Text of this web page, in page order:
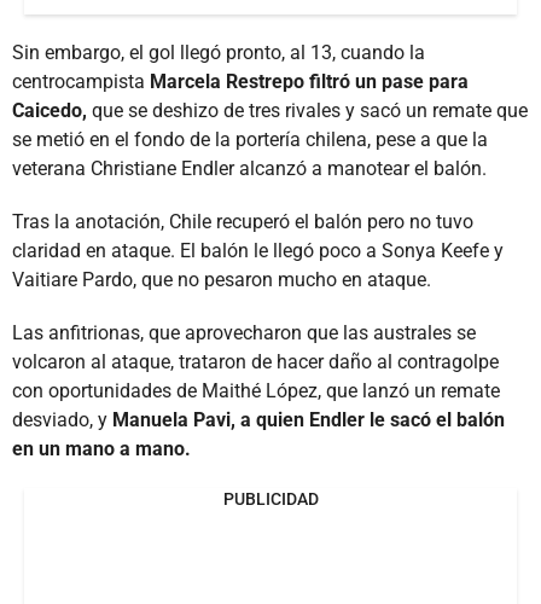
Sin embargo, el gol llegó pronto, al 13, cuando la
centrocampista Marcela Restrepo filtró un pase para
Caicedo, que se deshizo de tres rivales y sacó un remate que
se metió en el fondo de la portería chilena, pese a que la
veterana Christiane Endler alcanzó a manotear el balón.
Tras la anotación, Chile recuperó el balón pero no tuvo
claridad en ataque. El balón le llegó poco a Sonya Keefe y
Vaitiare Pardo, que no pesaron mucho en ataque.
Las anfitrionas, que aprovecharon que las australes se
volcaron al ataque, trataron de hacer daño al contragolpe
con oportunidades de Maithé López, que lanzó un remate
desviado, y Manuela Pavi, a quien Endler le sacó el balón
en un mano a mano.
PUBLICIDAD